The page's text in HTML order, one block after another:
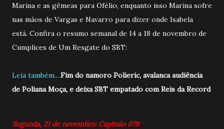
Marina e as gêmeas para Ofélio, enquanto isso Marina sofre
nas mãos de Vargas e Navarro para dizer onde Isabela
está. Confira o resumo semanal de 14 a 18 de novembro de
Cumplices de Um Resgate do SBT:
Leia também....Fim do namoro Polieric, avalanca audiência
de Poliana Moça, e deixa SBT empatado com Reis da Record
Segunda, 21 de novembro: Capitulo 079